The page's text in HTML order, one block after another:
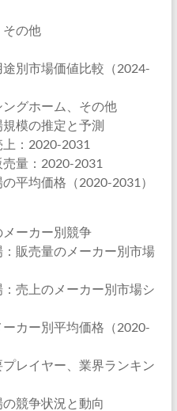
の他
別市場価値比較（2024-
グホーム、その他
模の推定と予測
：2020-2031
量：2020-2031
平均価格（2020-2031）
ーカー別競争
販売量のメーカー別市場
売上のメーカー別市場シ
カー別平均価格（2020-
レイヤー、業界ランキン
競争状況と動向